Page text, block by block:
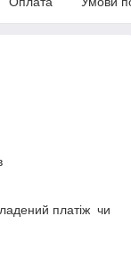
платіж чи